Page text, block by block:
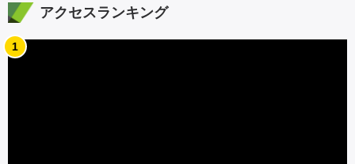
アクセスランキング
1